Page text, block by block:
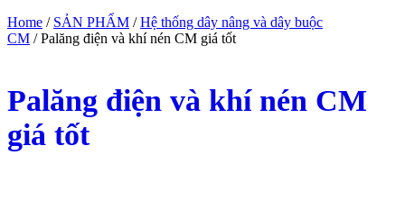
Home / SẢN PHẨM /Hệ thống dây nâng và dây buộc
CM / Palăng điện và khí nén CM giá tốt
Palăng điện và khí nén CM
giá tốt